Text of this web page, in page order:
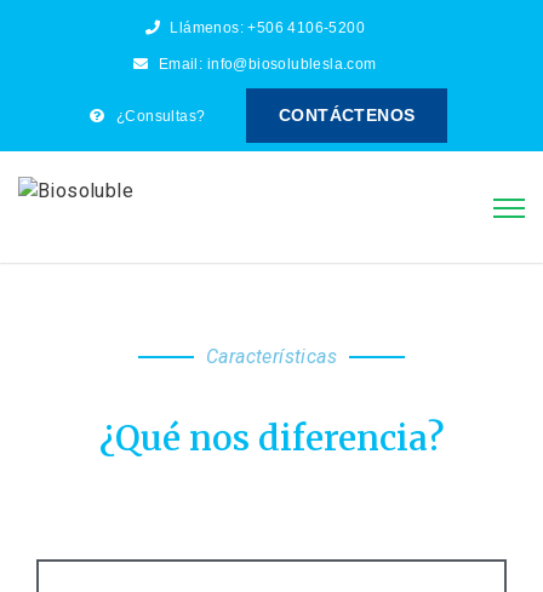
Llámenos:+506 4106-5200
Email: info@biosolublesla.com
¿Consultas? CONTÁCTENOS
Características
¿Qué nos diferencia?